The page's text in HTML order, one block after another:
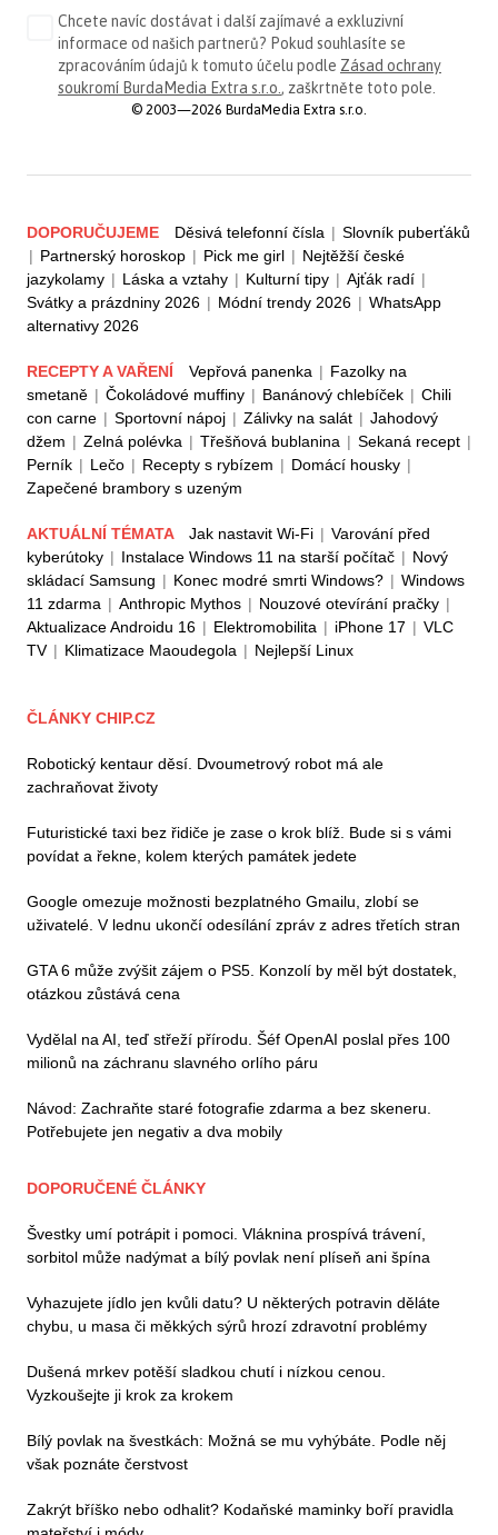
Chcete navíc dostávat i další zajímavé a exkluzivní
informace od našich partnerů? Pokud souhlasíte se
zpracováním údajů k tomuto účelu podle Zásad ochrany
soukromí BurdaMedia Extra s.r.o. , zaškrtněte toto pole.
© 2003—2026 BurdaMedia Extra s.r.o.
DOPORUČUJEME Děsivá telefonní čísla | Slovník puberťáků
| Partnerský horoskop | Pick me girl | Nejtěžší české
jazykolamy | Láska a vztahy | Kulturní tipy | Ajťák radí |
Svátky a prázdniny 2026 | Módní trendy 2026 | WhatsApp
alternativy 2026
RECEPTY A VAŘENÍ Vepřová panenka | Fazolky na
smetaně | Čokoládové muffiny | Banánový chlebíček | Chili
con carne | Sportovní nápoj | Zálivky na salát | Jahodový
džem | Zelná polévka | Třešňová bublanina | Sekaná recept |
Perník | Lečo | Recepty s rybízem | Domácí housky |
Zapečené brambory s uzeným
AKTUÁLNÍ TÉMATA Jak nastavit Wi-Fi | Varování před
kyberútoky | Instalace Windows 11 na starší počítač | Nový
skládací Samsung | Konec modré smrti Windows? | Windows
11 zdarma | Anthropic Mythos | Nouzové otevírání pračky |
Aktualizace Androidu 16 | Elektromobilita | iPhone 17 | VLC
TV | Klimatizace Maoudegola | Nejlepší Linux
ČLÁNKY CHIP.CZ
Robotický kentaur děsí. Dvoumetrový robot má ale
zachraňovat životy
Futuristické taxi bez řidiče je zase o krok blíž. Bude si s vámi
povídat a řekne, kolem kterých památek jedete
Google omezuje možnosti bezplatného Gmailu, zlobí se
uživatelé. V lednu ukončí odesílání zpráv z adres třetích stran
GTA 6 může zvýšit zájem o PS5. Konzolí by měl být dostatek,
otázkou zůstává cena
Vydělal na AI, teď střeží přírodu. Šéf OpenAI poslal přes 100
milionů na záchranu slavného orlího páru
Návod: Zachraňte staré fotografie zdarma a bez skeneru.
Potřebujete jen negativ a dva mobily
DOPORUČENÉ ČLÁNKY
Švestky umí potrápit i pomoci. Vláknina prospívá trávení,
sorbitol může nadýmat a bílý povlak není plíseň ani špína
Vyhazujete jídlo jen kvůli datu? U některých potravin děláte
chybu, u masa či měkkých sýrů hrozí zdravotní problémy
Dušená mrkev potěší sladkou chutí i nízkou cenou.
Vyzkoušejte ji krok za krokem
Bílý povlak na švestkách: Možná se mu vyhýbáte. Podle něj
však poznáte čerstvost
Zakrýt bříško nebo odhalit? Kodaňské maminky boří pravidla